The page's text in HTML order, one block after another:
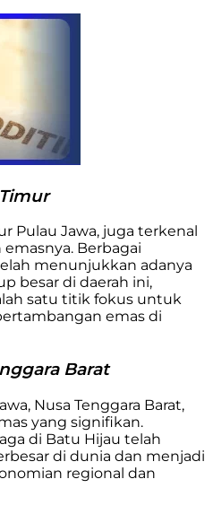
Pulau Jawa, juga terkenal
Berbagai
menunjukkan adanya
besar di daerah ini,
satu titik fokus untuk
emas di
Barat
Nusa Tenggara Barat,
yang signifikan.
di Batu Hijau telah
di dunia dan menjadi
regional dan